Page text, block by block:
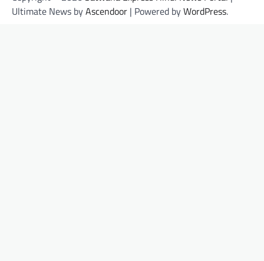
Ultimate News byAscendoor | Powered byWordPress.